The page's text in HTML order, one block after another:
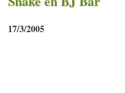
17/3/2005